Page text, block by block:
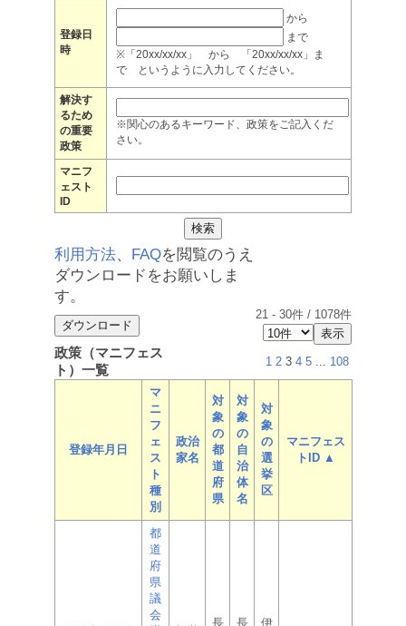
登録日
時
から
まで
※「20xx/xx/xx」 から 「20xx/xx/xx」ま
で というように入力してください。
解決す
るため
の重要
政策
※関心のあるキーワード、政策をご記入くだ
さい。
マニフ
ェスト
ID
利用方法、 FAQを閲覧のうえ
ダウンロードをお願いしま
す。
21 - 30件 / 1078件
政策（マニフェス
ト）一覧
1 2 3 4 5 ... 108
登録年月日
マ
ニ
フ
ェ
ス
ト
種
別
政治
家名
対
象
の
都
道
府
県
対
象
の
自
治
体
名
対
象
の
選
挙
区
マニフェス
トID ▲
都
道
府
県
議
会
長
長
伊